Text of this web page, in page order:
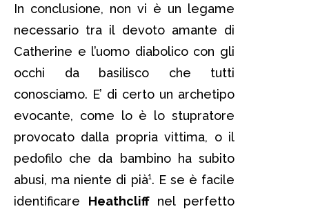
In conclusione, non vi è un legame
necessario tra il devoto amante di
Catherine e l’uomo diabolico con gli
occhi da basilisco che tutti
conosciamo. E’ di certo un archetipo
evocante, come lo è lo stupratore
provocato dalla propria vittima, o il
pedofilo che da bambino ha subito
abusi, ma niente di pià¹. E se è facile
identificare Heathcliffnel perfetto